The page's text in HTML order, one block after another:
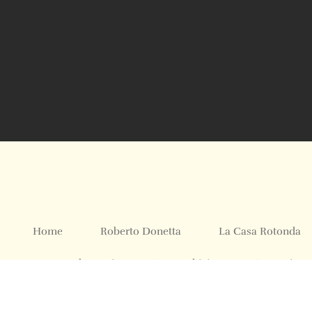
Home Roberto Donetta La Casa Rotonda
Mostre ed Eventi Foto Archivio Contatti